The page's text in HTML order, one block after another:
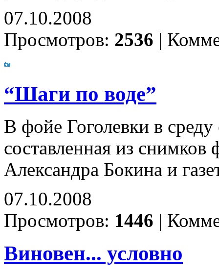
07.10.2008
Просмотров: 2536 |
“Шаги по воде”
В фойе Гоголевки в
составленная из снимков
Александра Бокина и
07.10.2008
Просмотров: 1446 |
Виновен... условно